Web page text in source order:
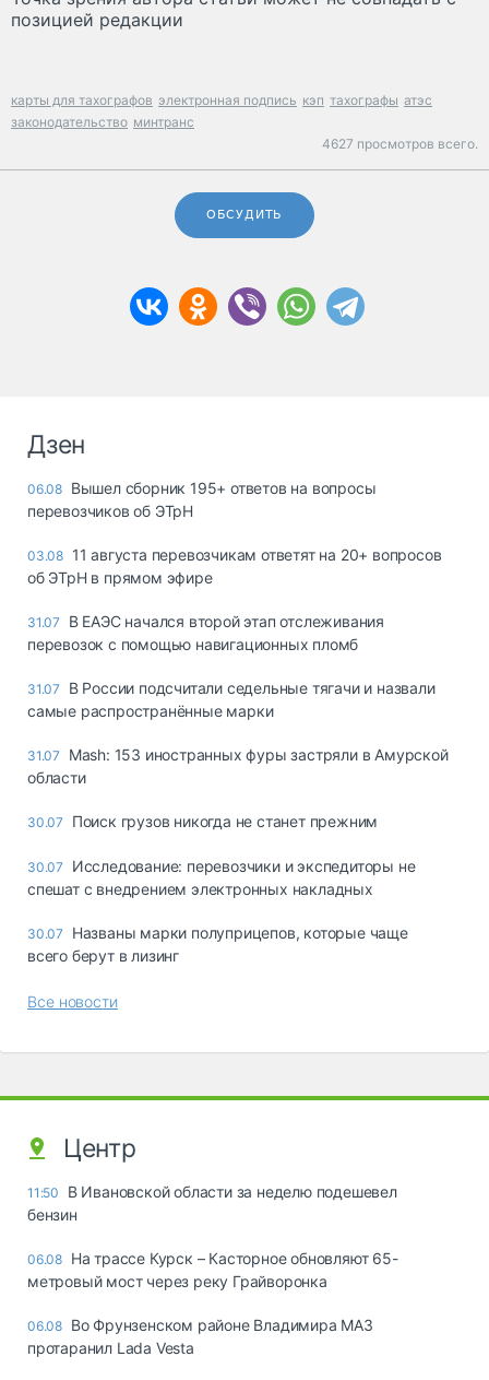
позицией редакции
карты для тахографов электронная подпись кэп тахографы атэс
законодательство минтранс
4627 просмотров всего.
ОБСУДИТЬ
Дзен
06.08 Вышел сборник 195+ ответов на вопросы
перевозчиков об ЭТрН
03.08 11 августа перевозчикам ответят на 20+ вопросов
об ЭТрН в прямом эфире
31.07
В ЕАЭС начался второй этап отслеживания
перевозок с помощью навигационных пломб
31.07
В России подсчитали седельные тягачи и назвали
самые распространённые марки
31.07
Mash: 153 иностранных фуры застряли в Амурской
области
30.07 Поиск грузов никогда не станет прежним
30.07
Исследование: перевозчики и экспедиторы не
спешат с внедрением электронных накладных
30.07
Названы марки полуприцепов, которые чаще
всего берут в лизинг
Все новости
Центр
11:50
В Ивановской области за неделю подешевел
бензин
06.08 На трассе Курск – Касторное обновляют 65-
метровый мост через реку Грайворонка
06.08 Во Фрунзенском районе Владимира МАЗ
протаранил Lada Vesta